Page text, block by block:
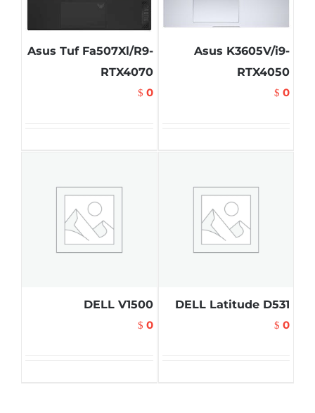
Asus K3605V/i9-
RTX4050
$ 0
Asus Tuf Fa507Xl/R9-
RTX4070
$ 0
DELL Latitude D531
$ 0
DELL V1500
$ 0